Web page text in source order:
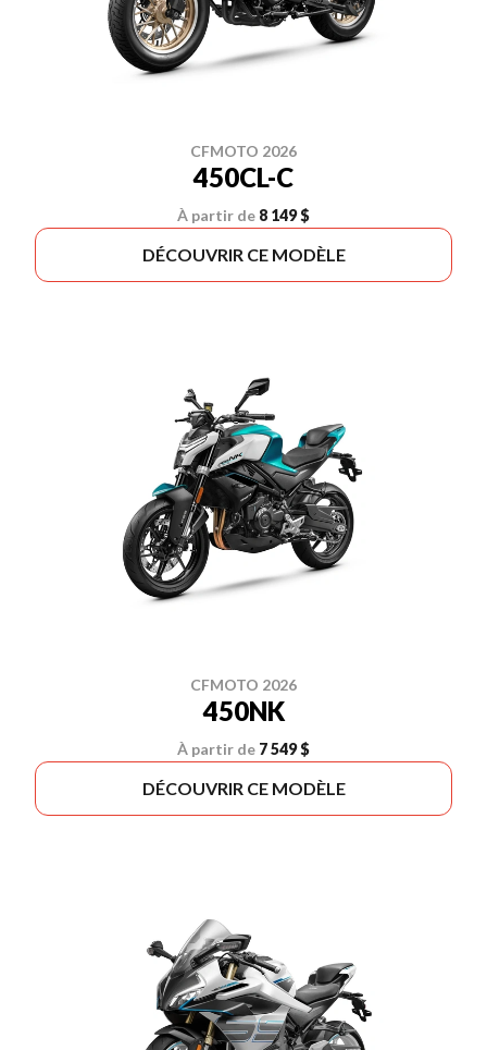
CFMOTO 2026
450CL-C
À partir de 8 149 $
DÉCOUVRIR CE MODÈLE
CFMOTO 2026
450NK
À partir de 7 549 $
DÉCOUVRIR CE MODÈLE